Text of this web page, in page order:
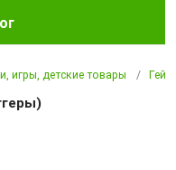
игры, детские товары